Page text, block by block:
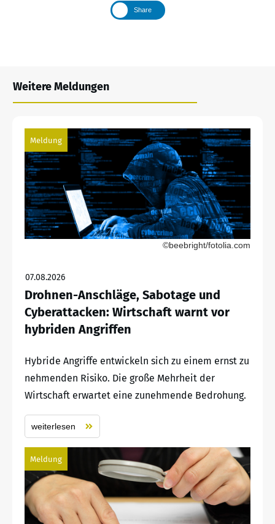
Share
Weitere Meldungen
Meldung
©beebright/fotolia.com
07.08.2026
Drohnen-Anschläge, Sabotage und
Cyberattacken: Wirtschaft warnt vor
hybriden Angriffen
Hybride Angriffe entwickeln sich zu einem ernst zu
nehmenden Risiko. Die große Mehrheit der
Wirtschaft erwartet eine zunehmende Bedrohung.
weiterlesen
Meldung